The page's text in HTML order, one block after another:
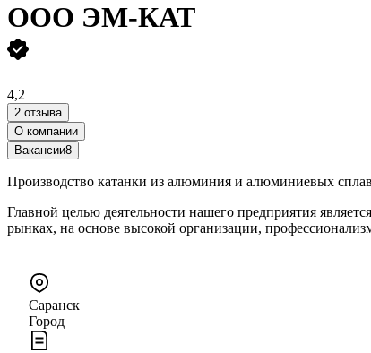
ООО ЭМ-КАТ
4,2
2 отзыва
О компании
Вакансии8
Производство катанки из алюминия и алюминиевых
Главной целью деятельности нашего предприятия
рынках, на основе высокой организации,
Саранск
Город